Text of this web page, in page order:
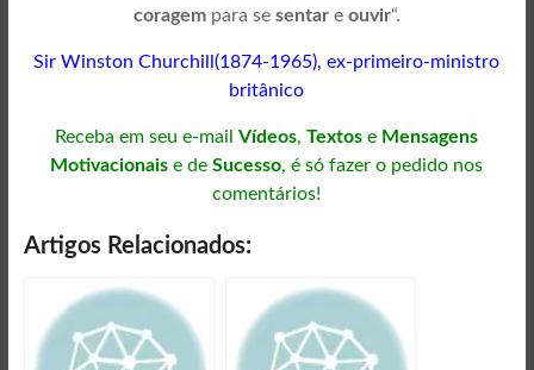
coragem para se sentar e ouvir“.
Sir Winston Churchill(1874-1965), ex-primeiro-ministro
britânico
Receba em seu e-mailVídeos,Textose Mensagens
Motivacionaise deSucesso, é só fazer o pedido nos
comentários!
Artigos Relacionados: